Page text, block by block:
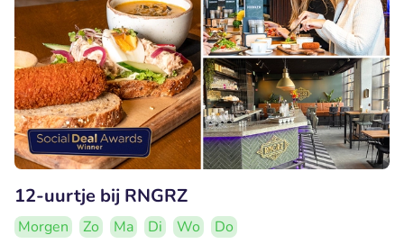
12-uurtje bij RNGRZ
Morgen Zo Ma Di Wo
Do